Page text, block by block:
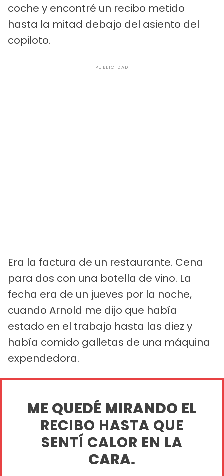
coche y encontré un recibo metido
hasta la mitad debajo del asiento del
copiloto.
PUBLICIDAD
Era la factura de un restaurante. Cena
para dos con una botella de vino. La
fecha era de un jueves por la noche,
cuando Arnold me dijo que había
estado en el trabajo hasta las diez y
había comido galletas de una máquina
expendedora.
ME QUEDÉ MIRANDO EL
RECIBO HASTA QUE
SENTÍ CALOR EN LA
CARA.